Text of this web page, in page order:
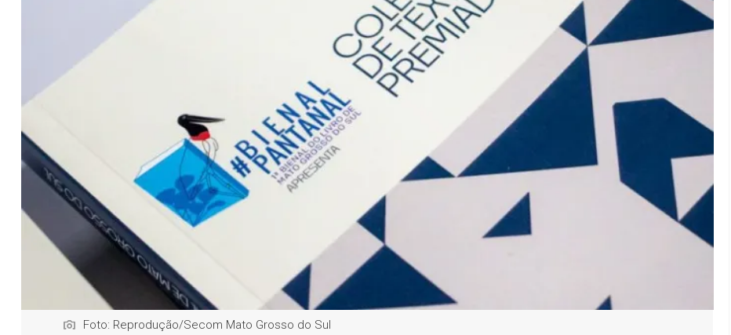
Foto: Reprodução/Secom Mato Grosso do Sul